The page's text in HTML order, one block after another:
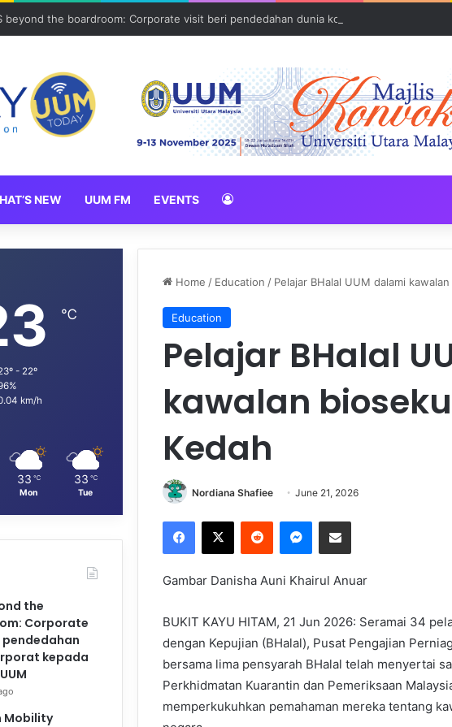
beyond the boardroom: Corporate visit beri pendedahan dunia korporat kepada
NEW UUM FM EVENTS
Home / Education / Pelajar BHalal UUM dalami
Education
Pelajar BHalal
kawalan
Kedah
Nordiana Shafiee June 21, 2026
Gambar Danisha Auni Khairul Anuar
BUKIT KAYU HITAM, 21 Jun 2026: Seramai 34
dengan Kepujian (BHalal), Pusat Pengajian
bersama lima pensyarah BHalal telah menyertai
Perkhidmatan Kuarantin dan Pemeriksaan
memperkukuhkan pemahaman mereka tentang
℃
- 22º
km/h
33 ℃
Mon
33 ℃
Tue
the
Corporate
kepada
Mobility